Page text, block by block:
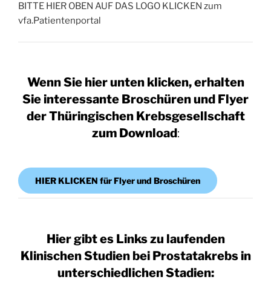
BITTE HIER OBEN AUF DAS LOGO KLICKEN zum
vfa.Patientenportal
Wenn Sie hier unten klicken, erhalten
Sie interessante Broschüren und Flyer
der Thüringischen Krebsgesellschaft
zum Download:
HIER KLICKEN für Flyer und Broschüren
Hier gibt es Links zu laufenden
Klinischen Studien bei Prostatakrebs in
unterschiedlichen Stadien: